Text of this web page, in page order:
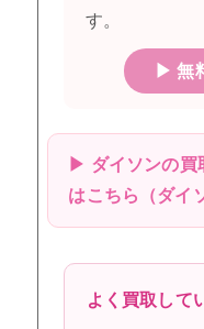
す。
▶ 無
▶ ダイソンの買
はこちら（ダイ
よく買取して